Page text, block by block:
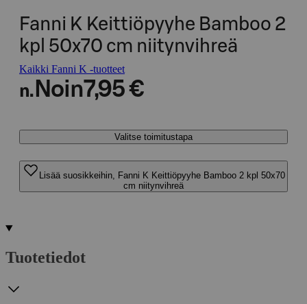
Fanni K Keittiöpyyhe Bamboo 2
kpl 50x70 cm niitynvihreä
Kaikki Fanni K -tuotteet
n. Noin7,95 €
Valitse toimitustapa
Lisää suosikkeihin, Fanni K Keittiöpyyhe Bamboo 2 kpl 50x70
cm niitynvihreä
Tuotetiedot